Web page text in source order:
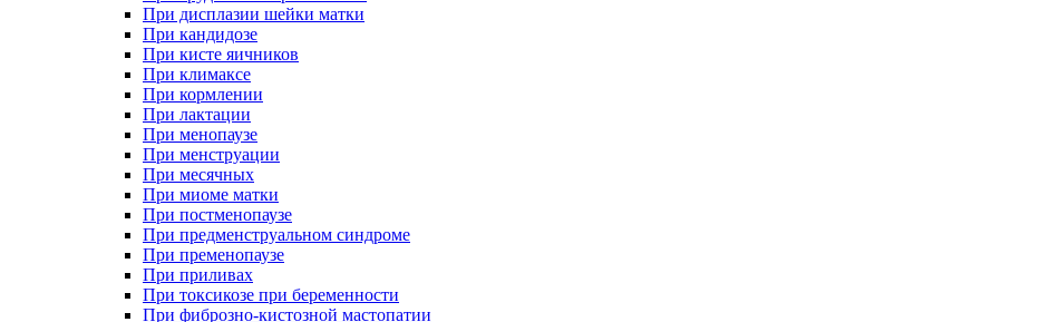
При дисплазии шейки матки
При кандидозе
При кисте яичников
При климаксе
При кормлении
При лактации
При менопаузе
При менструации
При месячных
При миоме матки
При постменопаузе
При предменструальном синдроме
При пременопаузе
При приливах
При токсикозе при беременности
При фиброзно-кистозной мастопатии